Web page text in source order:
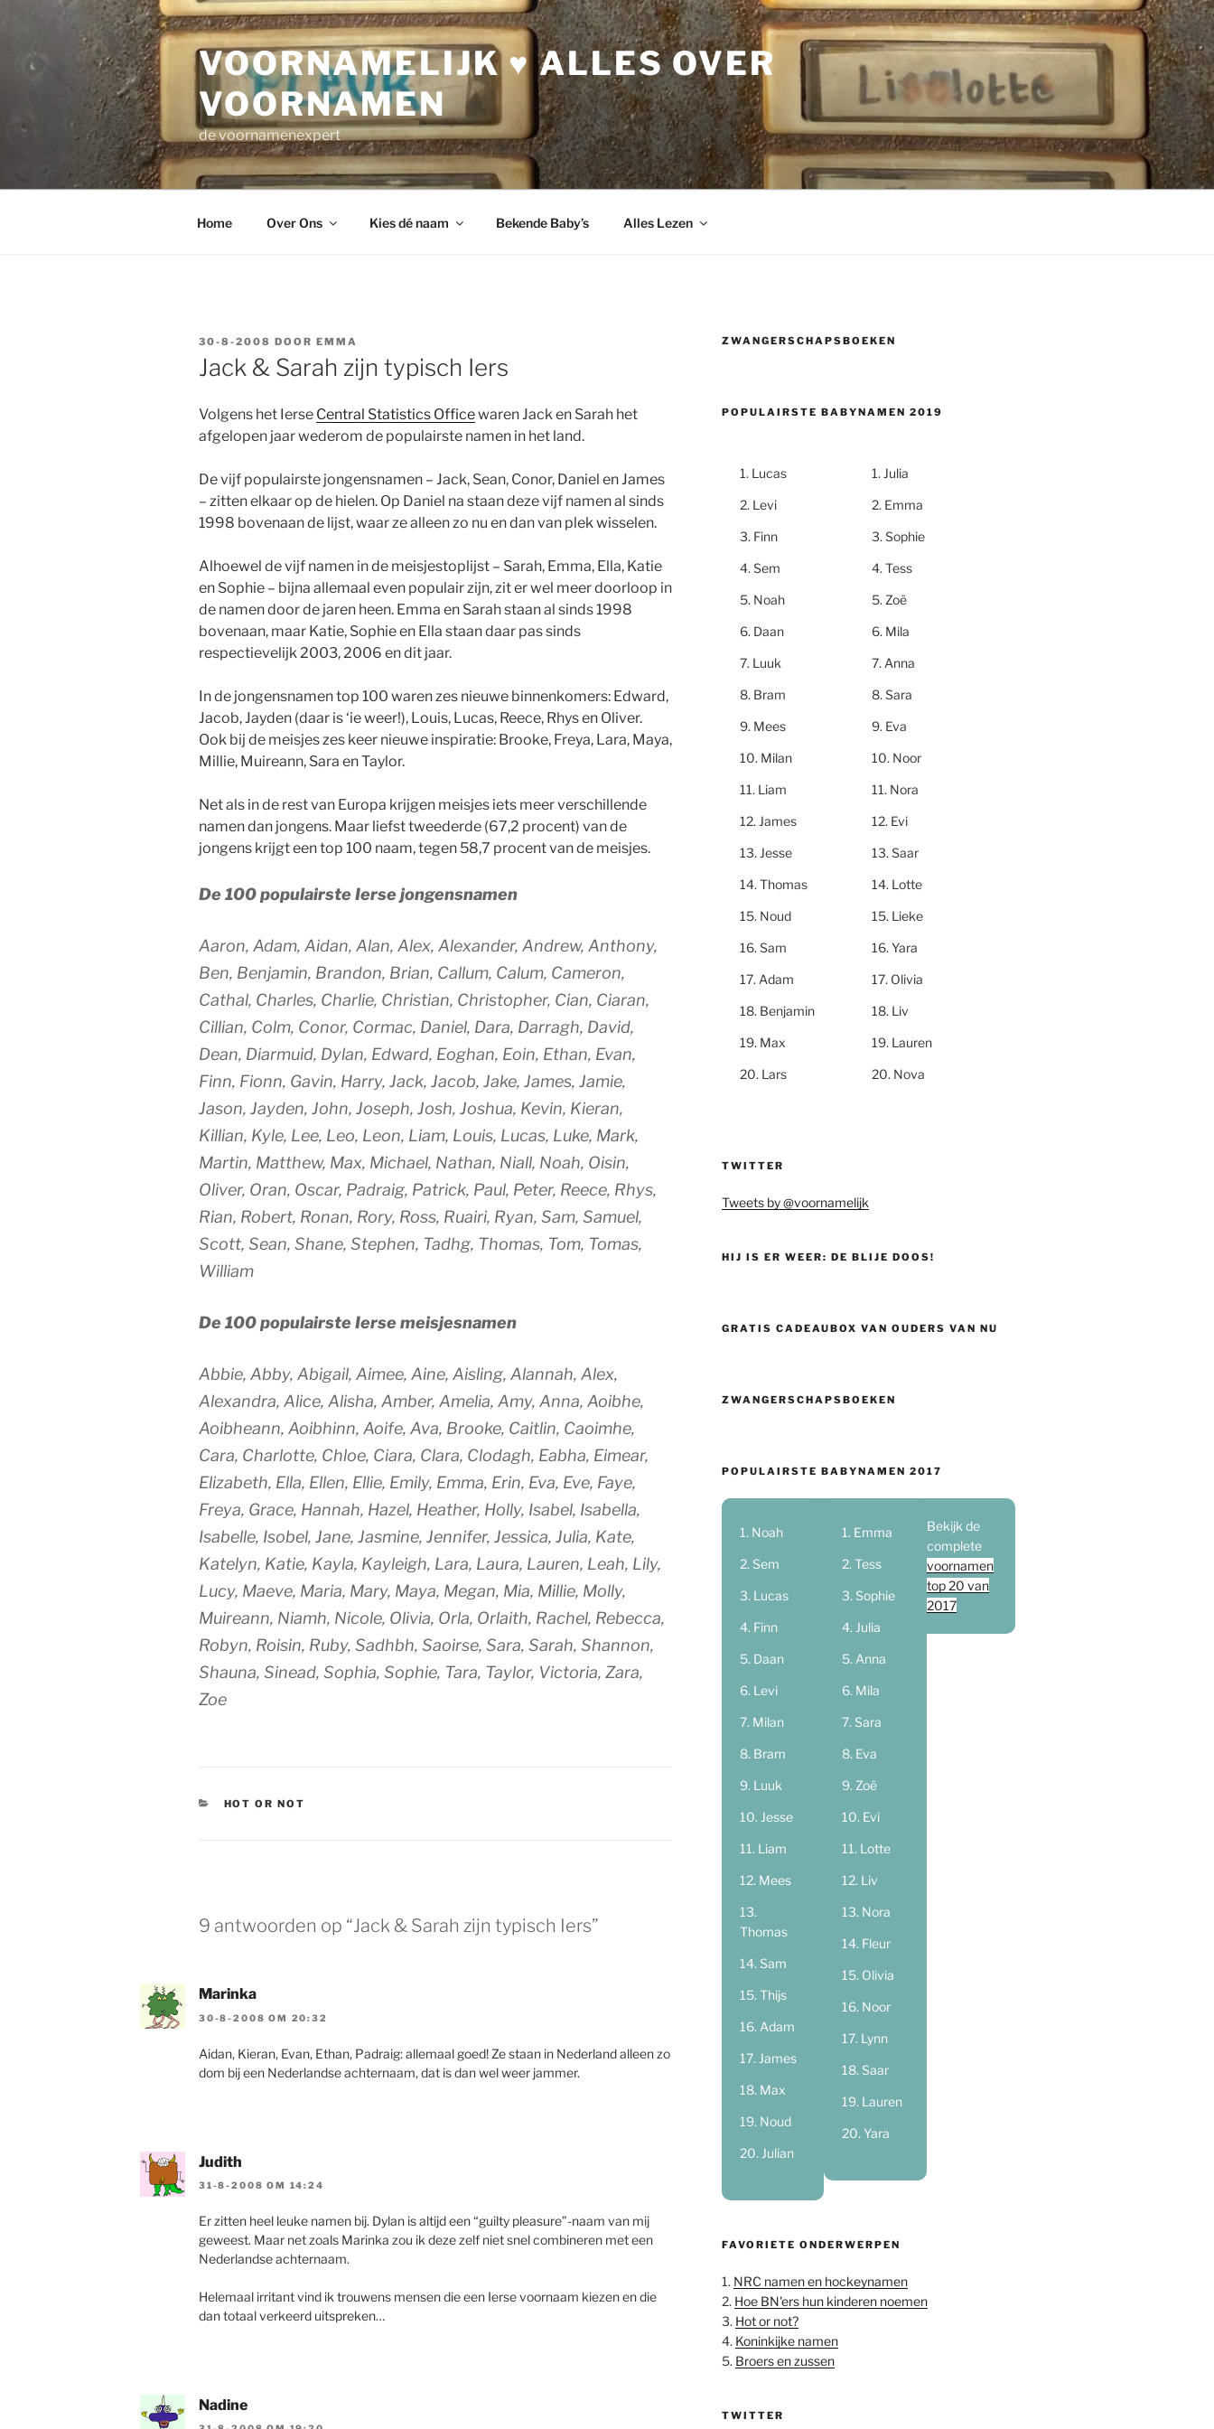
inhoud
VOORNAMELIJK ♥ ALLES OVER
VOORNAMEN
de voornamenexpert
Home Over Ons Kies dé naam Bekende Baby’s Alles Lezen
GEPLAATST
OP
30-8-2008 DOOR EMMA
Jack & Sarah zijn typisch Iers
Volgens het Ierse Central Statistics Officewaren Jack en Sarah het
afgelopen jaar wederom de populairste namen in het land.
De vijf populairste jongensnamen – Jack, Sean, Conor, Daniel en James
– zitten elkaar op de hielen. Op Daniel na staan deze vijf namen al sinds
1998 bovenaan de lijst, waar ze alleen zo nu en dan van plek wisselen.
Alhoewel de vijf namen in de meisjestoplijst – Sarah, Emma, Ella, Katie
en Sophie – bijna allemaal even populair zijn, zit er wel meer doorloop in
de namen door de jaren heen. Emma en Sarah staan al sinds 1998
bovenaan, maar Katie, Sophie en Ella staan daar pas sinds
respectievelijk 2003, 2006 en dit jaar.
In de jongensnamen top 100 waren zes nieuwe binnenkomers: Edward,
Jacob, Jayden (daar is ‘ie weer!), Louis, Lucas, Reece, Rhys en Oliver.
Ook bij de meisjes zes keer nieuwe inspiratie: Brooke, Freya, Lara, Maya,
Millie, Muireann, Sara en Taylor.
Net als in de rest van Europa krijgen meisjes iets meer verschillende
namen dan jongens. Maar liefst tweederde (67,2 procent) van de
jongens krijgt een top 100 naam, tegen 58,7 procent van de meisjes.
De 100 populairste Ierse jongensnamen
Aaron, Adam, Aidan, Alan, Alex, Alexander, Andrew, Anthony,
Ben, Benjamin, Brandon, Brian, Callum, Calum, Cameron,
Cathal, Charles, Charlie, Christian, Christopher, Cian, Ciaran,
Cillian, Colm, Conor, Cormac, Daniel, Dara, Darragh, David,
Dean, Diarmuid, Dylan, Edward, Eoghan, Eoin, Ethan, Evan,
Finn, Fionn, Gavin, Harry, Jack, Jacob, Jake, James, Jamie,
Jason, Jayden, John, Joseph, Josh, Joshua, Kevin, Kieran,
Killian, Kyle, Lee, Leo, Leon, Liam, Louis, Lucas, Luke, Mark,
Martin, Matthew, Max, Michael, Nathan, Niall, Noah, Oisin,
Oliver, Oran, Oscar, Padraig, Patrick, Paul, Peter, Reece, Rhys,
Rian, Robert, Ronan, Rory, Ross, Ruairi, Ryan, Sam, Samuel,
Scott, Sean, Shane, Stephen, Tadhg, Thomas, Tom, Tomas,
William
De 100 populairste Ierse meisjesnamen
Abbie, Abby, Abigail, Aimee, Aine, Aisling, Alannah, Alex,
Alexandra, Alice, Alisha, Amber, Amelia, Amy, Anna, Aoibhe,
Aoibheann, Aoibhinn, Aoife, Ava, Brooke, Caitlin, Caoimhe,
Cara, Charlotte, Chloe, Ciara, Clara, Clodagh, Eabha, Eimear,
Elizabeth, Ella, Ellen, Ellie, Emily, Emma, Erin, Eva, Eve, Faye,
Freya, Grace, Hannah, Hazel, Heather, Holly, Isabel, Isabella,
Isabelle, Isobel, Jane, Jasmine, Jennifer, Jessica, Julia, Kate,
Katelyn, Katie, Kayla, Kayleigh, Lara, Laura, Lauren, Leah, Lily,
Lucy, Maeve, Maria, Mary, Maya, Megan, Mia, Millie, Molly,
Muireann, Niamh, Nicole, Olivia, Orla, Orlaith, Rachel, Rebecca,
Robyn, Roisin, Ruby, Sadhbh, Saoirse, Sara, Sarah, Shannon,
Shauna, Sinead, Sophia, Sophie, Tara, Taylor, Victoria, Zara,
Zoe
CATEGORIEËN
HOT OR NOT
9 antwoorden op “Jack & Sarah zijn typisch Iers”
Marinka
30-8-2008 OM 20:32
Aidan, Kieran, Evan, Ethan, Padraig: allemaal goed! Ze staan in Nederland alleen zo
dom bij een Nederlandse achternaam, dat is dan wel weer jammer.
Judith
31-8-2008 OM 14:24
Er zitten heel leuke namen bij. Dylan is altijd een “guilty pleasure”-naam van mij
geweest. Maar net zoals Marinka zou ik deze zelf niet snel combineren met een
Nederlandse achternaam.
Helemaal irritant vind ik trouwens mensen die een Ierse voornaam kiezen en die
dan totaal verkeerd uitspreken…
Nadine
ZWANGERSCHAPSBOEKEN
POPULAIRSTE BABYNAMEN 2019
Lucas
Levi
Finn
Sem
Noah
Daan
Luuk
Bram
Mees
Milan
Liam
James
Jesse
Thomas
Noud
Sam
Adam
Benjamin
Max
Lars
Julia
Emma
Sophie
Tess
Zoë
Mila
Anna
Sara
Eva
Noor
Nora
Evi
Saar
Lotte
Lieke
Yara
Olivia
Liv
Lauren
Nova
TWITTER
Tweets by @voornamelijk
HIJ IS ER WEER: DE BLIJE DOOS!
GRATIS CADEAUBOX VAN OUDERS VAN NU
ZWANGERSCHAPSBOEKEN
POPULAIRSTE BABYNAMEN 2017
Noah
Sem
Lucas
Finn
Daan
Levi
Milan
Bram
Luuk
Jesse
Liam
Mees
Thomas
Sam
Thijs
Adam
James
Max
Noud
Julian
Emma
Tess
Sophie
Julia
Anna
Mila
Sara
Eva
Zoë
Evi
Lotte
Liv
Nora
Fleur
Olivia
Noor
Lynn
Saar
Lauren
Yara
Bekijk de
complete
voornamen
top 20 van
2017
FAVORIETE ONDERWERPEN
1. NRC namen en hockeynamen
2. Hoe BN'ers hun kinderen noemen
3. Hot or not?
4. Koninkijke namen
5. Broers en zussen
TWITTER